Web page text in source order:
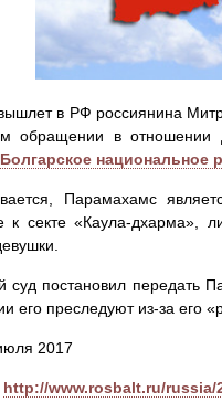
в РФ россиянина
обращении в отношении
Болгарское национальное
Парамахамс
к секте «Каула-дхарма»,
суд постановил передать
его преследуют из-за его
2017
http://www.rosbalt.ru/russia/